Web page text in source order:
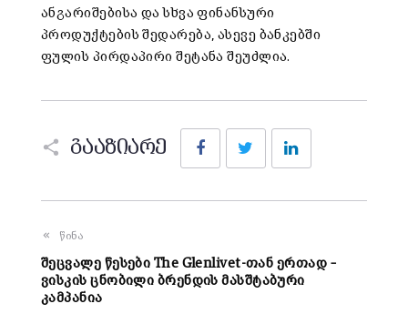
ანგარიშებისა და სხვა ფინანსური
პროდუქტების შედარება, ასევე ბანკებში
ფულის პირდაპირი შეტანა შეუძლია.
გააზიარე
FacebookTwitter
წინა
შეცვალე წესები The Glenlivet-თან ერთად –
ვისკის ცნობილი ბრენდის მასშტაბური
კამპანია